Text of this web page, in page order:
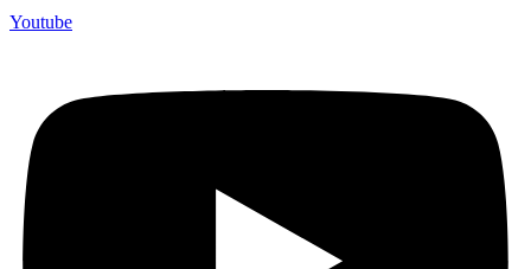
Youtube